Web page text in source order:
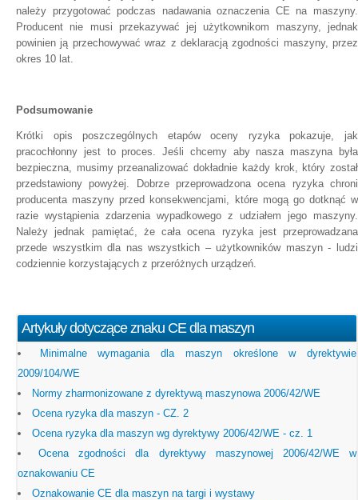
należy przygotować podczas nadawania oznaczenia CE na maszyny.
Producent nie musi przekazywać jej użytkownikom maszyny, jednak
powinien ją przechowywać wraz z deklaracją zgodności maszyny, przez
okres 10 lat.
Podsumowanie
Krótki opis poszczególnych etapów oceny ryzyka pokazuje, jak
pracochłonny jest to proces. Jeśli chcemy aby nasza maszyna była
bezpieczna, musimy przeanalizować dokładnie każdy krok, który został
przedstawiony powyżej. Dobrze przeprowadzona ocena ryzyka chroni
producenta maszyny przed konsekwencjami, które mogą go dotknąć w
razie wystąpienia zdarzenia wypadkowego z udziałem jego maszyny.
Należy jednak pamiętać, że cała ocena ryzyka jest przeprowadzana
przede wszystkim dla nas wszystkich – użytkowników maszyn - ludzi
codziennie korzystających z przeróżnych urządzeń.
Artykuły dotyczące znaku CE dla maszyn
Minimalne wymagania dla maszyn określone w dyrektywie
2009/104/WE
Normy zharmonizowane z dyrektywą maszynowa 2006/42/WE
Ocena ryzyka dla maszyn - CZ. 2
Ocena ryzyka dla maszyn wg dyrektywy 2006/42/WE - cz. 1
Ocena zgodności dla dyrektywy maszynowej 2006/42/WE w
oznakowaniu CE
Oznakowanie CE dla maszyn na targi i wystawy